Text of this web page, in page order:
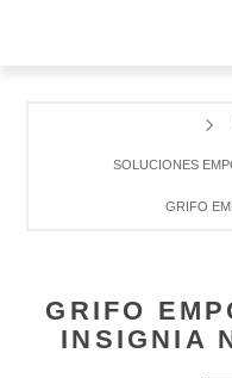
SOLUCIONES
GRIFO
GRIFO
INSIGNIA